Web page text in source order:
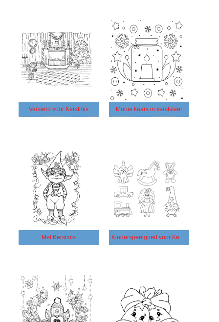
Versierd voor Kerstmis Mooie kaars in kerstsfeer
Met Kerstmis Kinderspeelgoed voor Kerstmis